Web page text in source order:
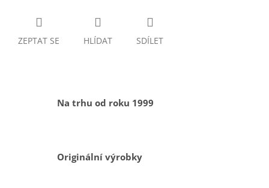
ZEPTAT SE HLÍDAT SDÍLET
Na trhu od roku 1999
Originální výrobky